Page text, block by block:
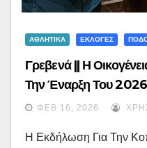
ΑΘΛΗΤΙΚΑ ΕΚΛΟΓΕΣ
Γρεβενά || Η
Την Έναρξη Του 2026
Αισιοδοξίας : Με
ΦΕΒ 16, 2026
Η Εκδήλωση Για Την